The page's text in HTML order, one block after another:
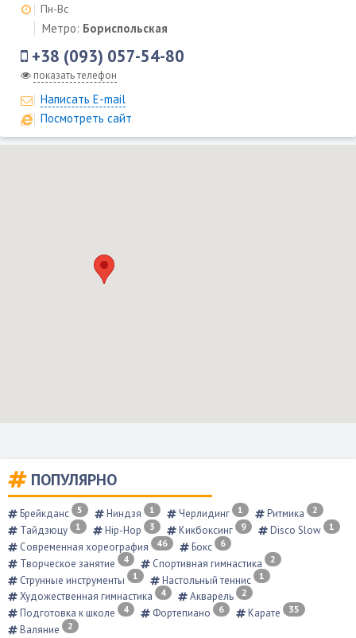
ПОПУЛЯРНО
Брейкданс 5 Ниндзя 1 Черлидинг 1 Ритмика 2
Тайдзюцу 1 Hip-Hop 3 Кикбоксинг 9 Disco Slow 1
Современная хореография 46 Бокс 6
Творческое занятие 4 Спортивная гимнастика 2
Струнные инструменты 1 Настольный теннис 1
Художественная гимнастика 4 Акварель 2
Подготовка к школе 4 Фортепиано 6 Карате 35
Валяние 2
Пн-Вс
Метро: Бориспольская
+38 (093) 057-54-80
показать телефон
Написать E-mail
Посмотреть сайт